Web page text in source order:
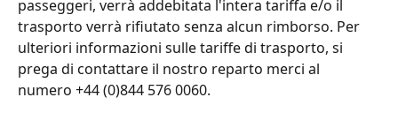
passeggeri, verrà addebitata l'intera tariffa e/o il
trasporto verrà rifiutato senza alcun rimborso. Per
ulteriori informazioni sulle tariffe di trasporto, si
prega di contattare il nostro reparto merci al
numero +44 (0)844 576 0060.